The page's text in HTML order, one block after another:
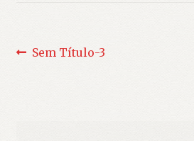
Navegação
Post
Sem Título-3